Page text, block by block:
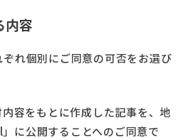
内容
れ個別にご同意の可否をお選び
容をもとに作成した記事を、地
に公開することへのご同意で